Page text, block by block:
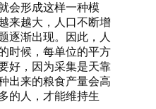
会形成这样一种模
来越大，人口不断增
逐渐出现。因此，人
时候，每单位的平方
好，因为采集是天靠
出来的粮食产量会高
的人，才能维持生